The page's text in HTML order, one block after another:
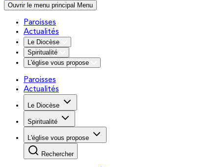
Ouvrir le menu principal Menu
Paroisses
Actualités
Le Diocèse
Spiritualité
L'église vous propose
Paroisses
Actualités
Le Diocèse
Spiritualité
L'église vous propose
Rechercher